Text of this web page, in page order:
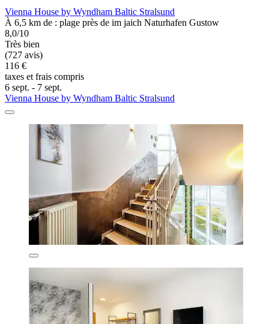
Vienna House by Wyndham Baltic Stralsund
À 6,5 km de : plage près de im jaich Naturhafen Gustow
8,0/10
Très bien
(727 avis)
116 €
taxes et frais compris
6 sept. - 7 sept.
Vienna House by Wyndham Baltic Stralsund